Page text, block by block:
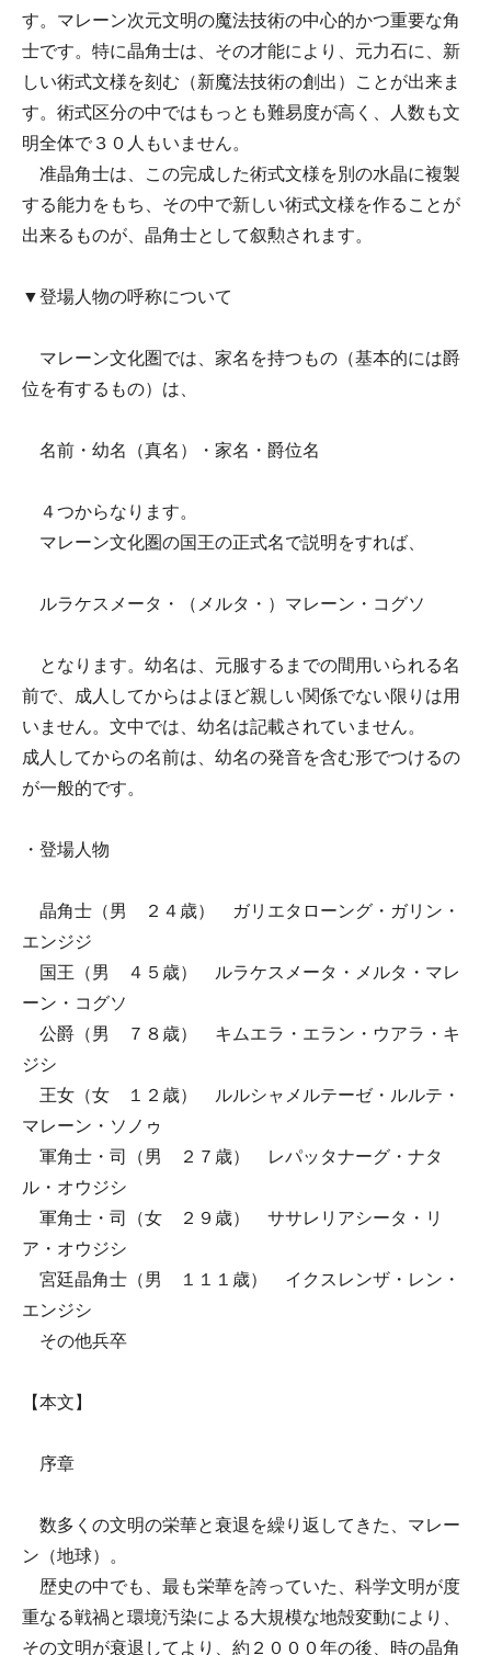
す。マレーン次元文明の魔法技術の中心的かつ重要な角
士です。特に晶角士は、その才能により、元力石に、新
しい術式文様を刻む（新魔法技術の創出）ことが出来ま
す。術式区分の中ではもっとも難易度が高く、人数も文
明全体で３０人もいません。
准晶角士は、この完成した術式文様を別の水晶に複製
する能力をもち、その中で新しい術式文様を作ることが
出来るものが、晶角士として叙勲されます。
▼登場人物の呼称について
マレーン文化圏では、家名を持つもの（基本的には爵
位を有するもの）は、
名前・幼名（真名）・家名・爵位名
４つからなります。
マレーン文化圏の国王の正式名で説明をすれば、
ルラケスメータ・（メルタ・）マレーン・コグソ
となります。幼名は、元服するまでの間用いられる名
前で、成人してからはよほど親しい関係でない限りは用
いません。文中では、幼名は記載されていません。
成人してからの名前は、幼名の発音を含む形でつけるの
が一般的です。
・登場人物
晶角士（男 ２４歳） ガリエタローング・ガリン・
エンジジ
国王（男 ４５歳） ルラケスメータ・メルタ・マレ
ーン・コグソ
公爵（男 ７８歳） キムエラ・エラン・ウアラ・キ
ジシ
王女（女 １２歳） ルルシャメルテーゼ・ルルテ・
マレーン・ソノゥ
軍角士・司（男 ２７歳） レパッタナーグ・ナタ
ル・オウジシ
軍角士・司（女 ２９歳） ササレリアシータ・リ
ア・オウジシ
宮廷晶角士（男 １１１歳） イクスレンザ・レン・
エンジシ
その他兵卒
【本文】
序章
数多くの文明の栄華と衰退を繰り返してきた、マレー
ン（地球）。
歴史の中でも、最も栄華を誇っていた、科学文明が度
重なる戦禍と環境汚染による大規模な地殻変動により、
その文明が衰退してより、約２０００年の後、時の晶角